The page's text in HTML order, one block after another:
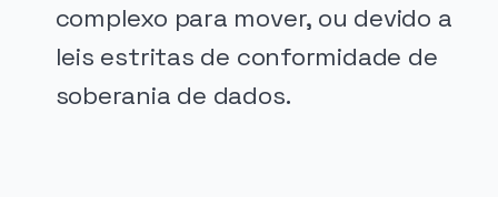
complexo para mover, ou devido a
leis estritas de conformidade de
soberania de dados.